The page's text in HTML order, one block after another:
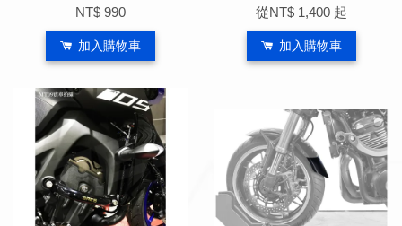
NT$ 990
加入購物車
從NT$ 1,400 起
加入購物車